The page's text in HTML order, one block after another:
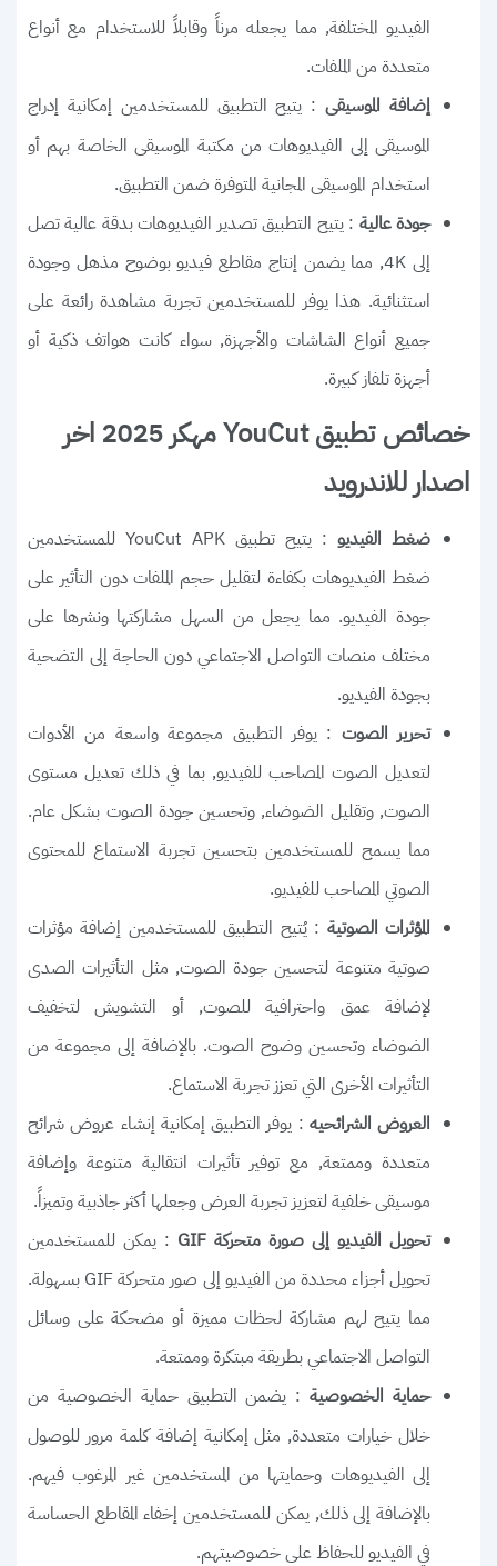
الفيديو المختلفة, مما يجعله مرناً وقابلاً للاستخدام مع أنواع
متعددة من الملفات.
إضافة الموسيقى: يتيح التطبيق للمستخدمين إمكانية إدراج
الموسيقى إلى الفيديوهات من مكتبة الموسيقى الخاصة بهم أو
استخدام الموسيقى المجانية المتوفرة ضمن التطبيق.
جودة عالية : يتيح التطبيق تصدير الفيديوهات بدقة عالية تصل
إلى 4K, مما يضمن إنتاج مقاطع فيديو بوضوح مذهل وجودة
استثنائية. هذا يوفر للمستخدمين تجربة مشاهدة رائعة على
جميع أنواع الشاشات والأجهزة, سواء كانت هواتف ذكية أو
أجهزة تلفاز كبيرة.
خصائص تطبيق YouCut مهكر 2025 اخر
اصدار للاندرويد
ضغط الفيديو
: يتيح تطبيق YouCut APK للمستخدمين
ضغط الفيديوهات بكفاءة لتقليل حجم الملفات دون التأثير على
جودة الفيديو. مما يجعل من السهل مشاركتها ونشرها على
مختلف منصات التواصل الاجتماعي دون الحاجة إلى التضحية
بجودة الفيديو.
تحرير الصوت : يوفر التطبيق مجموعة واسعة من الأدوات
لتعديل الصوت المصاحب للفيديو, بما في ذلك تعديل مستوى
الصوت, وتقليل الضوضاء, وتحسين جودة الصوت بشكل عام.
مما يسمح للمستخدمين بتحسين تجربة الاستماع للمحتوى
الصوتي المصاحب للفيديو.
المؤثرات الصوتية : يُتيح التطبيق للمستخدمين إضافة مؤثرات
صوتية متنوعة لتحسين جودة الصوت, مثل التأثيرات الصدى
لإضافة عمق واحترافية للصوت, أو التشويش لتخفيف
الضوضاء وتحسين وضوح الصوت. بالإضافة إلى مجموعة من
التأثيرات الأخرى التي تعزز تجربة الاستماع.
العروض الشرائحيه : يوفر التطبيق إمكانية إنشاء عروض شرائح
متعددة وممتعة, مع توفير تأثيرات انتقالية متنوعة وإضافة
موسيقى خلفية لتعزيز تجربة العرض وجعلها أكثر جاذبية وتميزاً.
تحويل الفيديو إلى صورة متحركة GIF
: يمكن للمستخدمين
تحويل أجزاء محددة من الفيديو إلى صور متحركة GIF بسهولة.
مما يتيح لهم مشاركة لحظات مميزة أو مضحكة على وسائل
التواصل الاجتماعي بطريقة مبتكرة وممتعة.
حماية الخصوصية: يضمن التطبيق حماية الخصوصية من
خلال خيارات متعددة, مثل إمكانية إضافة كلمة مرور للوصول
إلى الفيديوهات وحمايتها من المستخدمين غير المرغوب فيهم.
بالإضافة إلى ذلك, يمكن للمستخدمين إخفاء المقاطع الحساسة
في الفيديو للحفاظ على خصوصيتهم.